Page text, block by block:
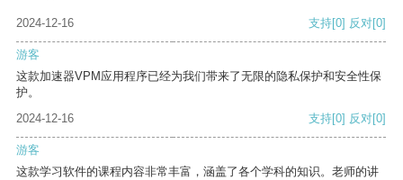
2024-12-16 支持[0] 反对[0]
游客
这款加速器VPM应用程序已经为我们带来了无限的隐私保护和安全性保
护。
2024-12-16
支持[0] 反对[0]
游客
这款学习软件的课程内容非常丰富，涵盖了各个学科的知识。老师的讲